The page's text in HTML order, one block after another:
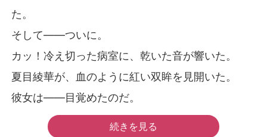
た。
そして――ついに。
カッ！冷え切った病室に、乾いた音が響いた。
夏目綾華が、血のように紅い双眸を見開いた。
彼女は――目覚めたのだ。
続きを見る